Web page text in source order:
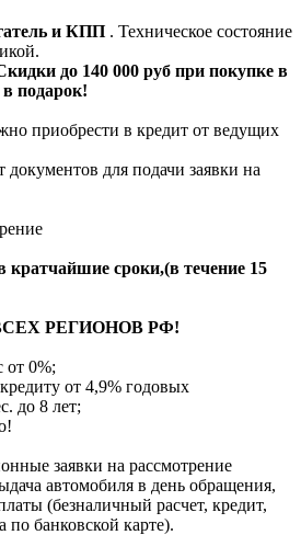
и КПП . Техническое состояние
до 140 000 руб при покупке в
подарок!
приобрести в кредит от ведущих
для подачи заявки на
кратчайшие сроки,(в течение 15
РЕГИОНОВ РФ!
от 0%;
от 4,9% годовых
до 8 лет;
заявки на рассмотрение
автомобиля в день обращения,
(безналичный расчет, кредит,
по банковской карте).